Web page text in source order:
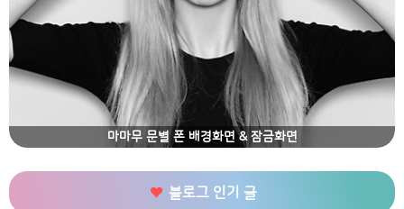
마마무 문별 폰 배경화면 & 잠금화면
블로그 인기 글